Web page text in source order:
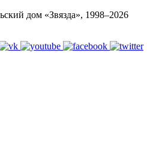
дом «Звязда», 1998–2026